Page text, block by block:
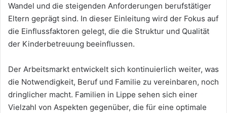
Wandel und die steigenden Anforderungen berufstätiger
Eltern geprägt sind. In dieser Einleitung wird der Fokus auf
die Einflussfaktoren gelegt, die die Struktur und Qualität
der Kinderbetreuung beeinflussen.
Der Arbeitsmarkt entwickelt sich kontinuierlich weiter, was
die Notwendigkeit, Beruf und Familie zu vereinbaren, noch
dringlicher macht. Familien in Lippe sehen sich einer
Vielzahl von Aspekten gegenüber, die für eine optimale